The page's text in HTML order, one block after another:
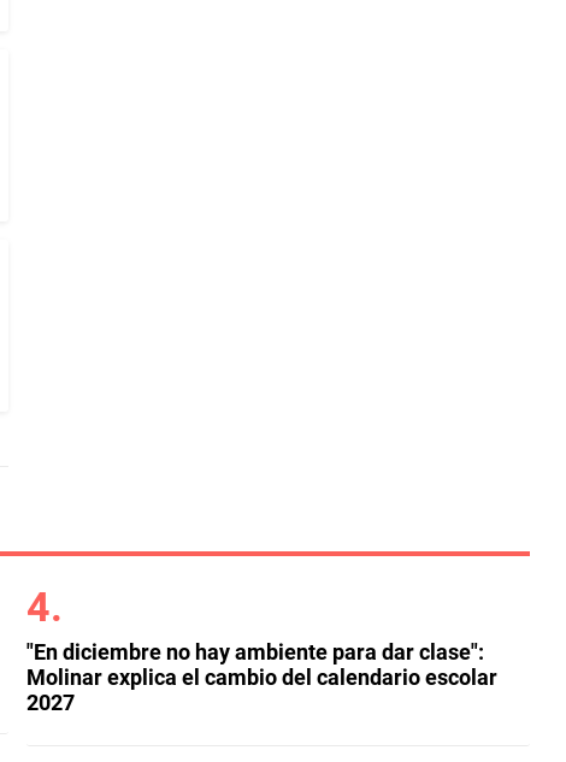
"En diciembre no hay ambiente para dar clase":
Molinar explica el cambio del calendario escolar
2027